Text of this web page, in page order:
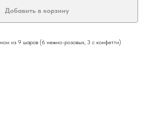
Добавить в корзину
из 9 шаров (6 нежно-розовых, 3 с конфетти)